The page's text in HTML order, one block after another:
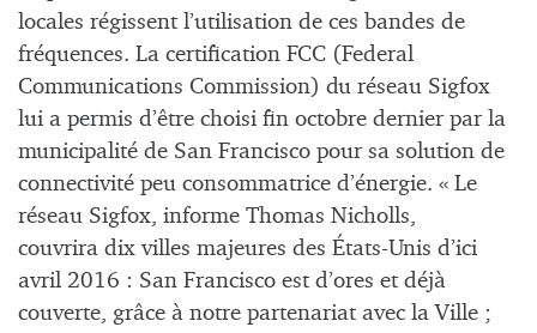
locales régissent l’utilisation de ces bandes de
fréquences. La certification FCC (Federal
Communications Commission) du réseau Sigfox
lui a permis d’être choisi fin octobre dernier par la
municipalité de San Francisco pour sa solution de
connectivité peu consommatrice d’énergie. « Le
réseau Sigfox, informe Thomas Nicholls,
couvrira dix villes majeures des États-Unis d’ici
avril 2016 : San Francisco est d’ores et déjà
couverte, grâce à notre partenariat avec la Ville ;